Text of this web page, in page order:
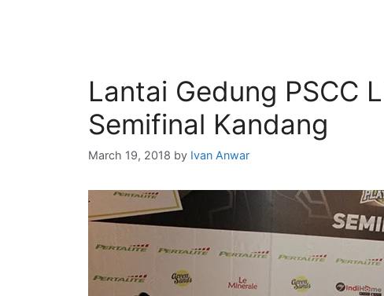
Lantai Gedung PSCC
Semifinal Kandang
March 19, 2018 by Ivan Anwar